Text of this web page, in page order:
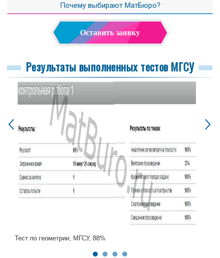
Почему выбирают МатБюро?
Оставить заявку
Результаты выполненных тестов МГСУ
Тест по геометрии, МГСУ, 88%